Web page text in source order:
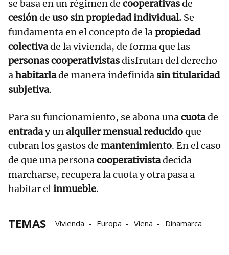
se basa en un régimen de cooperativasde
cesiónde uso sin propiedad individual. Se
fundamenta en el concepto de lapropiedad
colectivade la vivienda, de forma que las
personas cooperativistasdisfrutan del derecho
ahabitarlade manera indefinida sin titularidad
subjetiva.
Para su funcionamiento, se abona unacuotade
entraday unalquiler mensual reducidoque
cubran los gastos de mantenimiento. En el caso
de que una personacooperativistadecida
marcharse, recupera la cuota y otra pasa a
habitar elinmueble.
TEMAS Vivienda Europa Viena Dinamarca